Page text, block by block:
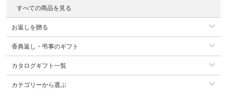
すべての商品を見る
お返しを贈る
香典返し・弔事のギフト
カタログギフト一覧
カテゴリーから選ぶ